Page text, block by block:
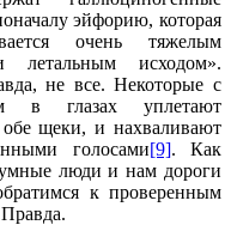
эйфорию, которая
очень тяжелым
летальным исходом».
не все. Некоторые с
в глазах уплетают
обе щеки, и нахваливают
голосами[9]. Как
люди и нам дороги
к проверенным